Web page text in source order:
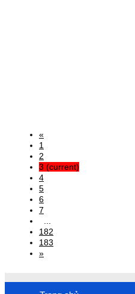
«
1
2
3 (current)
4
5
6
7
182
183
»